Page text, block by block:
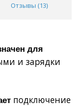
Отзывы (13)
для
и зарядки
подключение